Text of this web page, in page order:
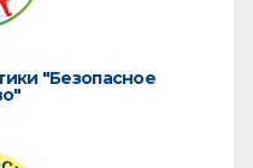
"Безопасное